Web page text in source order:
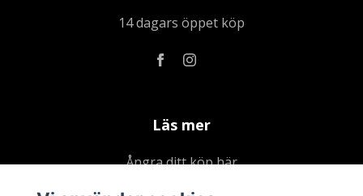
14 dagars öppet köp
Läs mer
Ångra ditt köp här
Kontakta oss